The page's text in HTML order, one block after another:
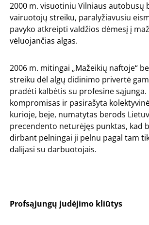
2000 m. visuotiniu Vilniaus autobusų
vairuotojų streiku, paralyžiavusiu
pavyko atkreipti valdžios dėmesį į
vėluojančias algas.
2006 m. mitingai „Mažeikių naftoje“
streiku dėl algų didinimo privertė
pradėti kalbėtis su profesine sąjunga.
kompromisas ir pasirašyta
kurioje, beje, numatytas berods
precendento neturėjęs punktas, kad
dirbant pelningai ji pelnu pagal tam
dalijasi su darbuotojais.
Profsąjungų judėjimo kliūtys